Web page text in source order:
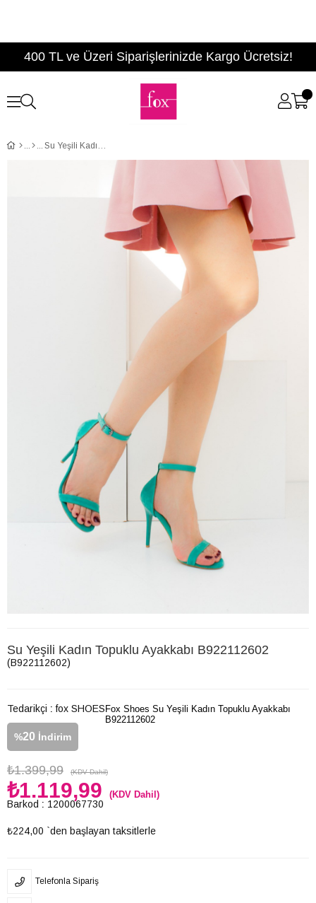
400 TL ve Üzeri Siparişlerinizde Kargo Ücretsiz!
Su Yeşili Kadın Topuklu Ayakkabı B922112602
Su Yeşili Kadın Topuklu Ayakkabı B922112602
(B922112602)
Tedarikçi : fox SHOES
%20 İndirim
₺1.399,99 (KDV Dahil)
₺1.119,99 (KDV Dahil)
Barkod : 1200067730
₺224,00 `den başlayan taksitlerle
Fox Shoes Su Yeşili Kadın Topuklu Ayakkabı
B922112602
Telefonla Sipariş